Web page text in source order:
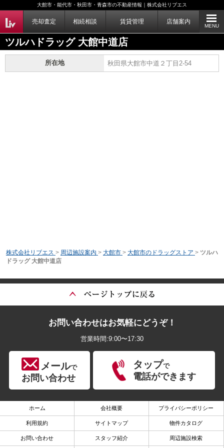
大館市・能代市・秋田市・青森市の不動産情報｜株式会社リブエス
売却査定 相続相談 賃貸管理 店舗案内
MENU
ツルハドラッグ 大館中道店
所在地 秋田県大館市中道２丁目2-54
株式会社リブエス > 周辺施設案内 > 大館市 > 大館市のドラッグストア > ツルハ
ドラッグ 大館中道店
お問い合わせはお気軽にどうぞ！
営業時間:9:00〜17:30
メールで
お問い合わせ
タップで
電話ができます
ホーム 会社概要 プライバシーポリシー
利用規約 サイトマップ 物件カタログ
お問い合わせ スタッフ紹介 周辺施設検索